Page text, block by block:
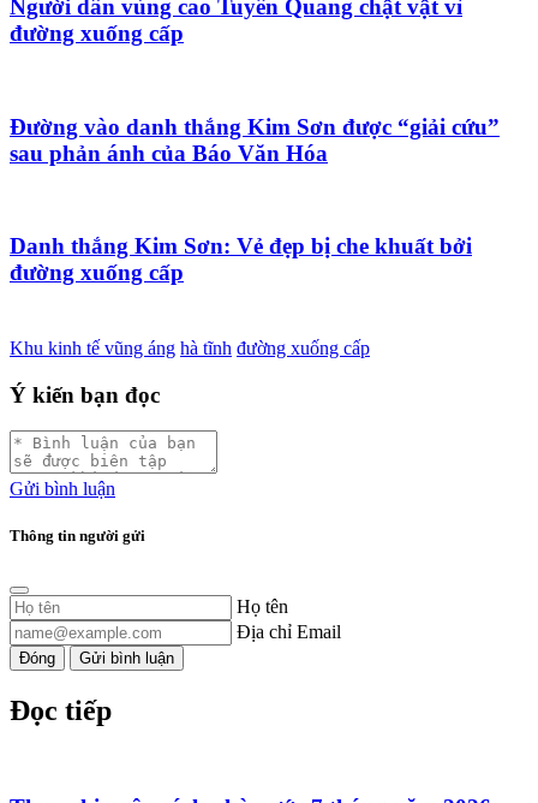
Người dân vùng cao Tuyên Quang chật vật vì
đường xuống cấp
Đường vào danh thắng Kim Sơn được “giải cứu”
sau phản ánh của Báo Văn Hóa
Danh thắng Kim Sơn: Vẻ đẹp bị che khuất bởi
đường xuống cấp
Khu kinh tế vũng áng hà tĩnh đường xuống cấp
Ý kiến bạn đọc
Gửi bình luận
Thông tin người gửi
Họ tên
Địa chỉ Email
Đóng Gửi bình luận
Đọc tiếp